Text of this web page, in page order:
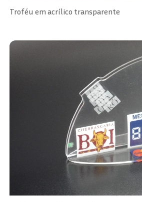
Troféu em acrílico transparente